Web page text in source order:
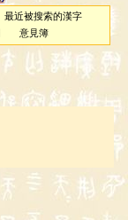
最近被搜索的漢字
意見簿